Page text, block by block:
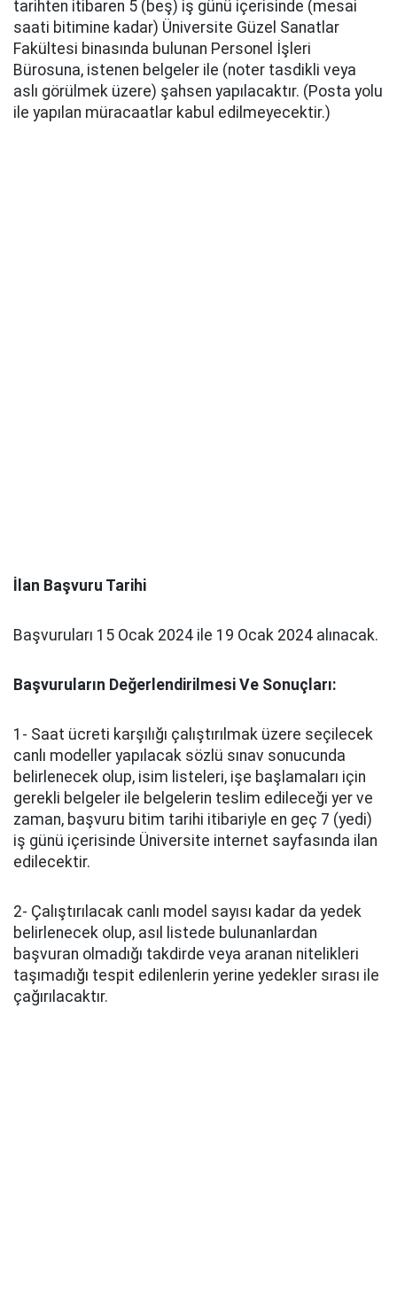
tarihten itibaren 5 (beş) iş günü içerisinde (mesai
saati bitimine kadar) Üniversite Güzel Sanatlar
Fakültesi binasında bulunan Personel İşleri
Bürosuna, istenen belgeler ile (noter tasdikli veya
aslı görülmek üzere) şahsen yapılacaktır. (Posta yolu
ile yapılan müracaatlar kabul edilmeyecektir.)
İlan Başvuru Tarihi
Başvuruları 15 Ocak 2024 ile 19 Ocak 2024 alınacak.
Başvuruların Değerlendirilmesi Ve Sonuçları:
1- Saat ücreti karşılığı çalıştırılmak üzere seçilecek
canlı modeller yapılacak sözlü sınav sonucunda
belirlenecek olup, isim listeleri, işe başlamaları için
gerekli belgeler ile belgelerin teslim edileceği yer ve
zaman, başvuru bitim tarihi itibariyle en geç 7 (yedi)
iş günü içerisinde Üniversite internet sayfasında ilan
edilecektir.
2- Çalıştırılacak canlı model sayısı kadar da yedek
belirlenecek olup, asıl listede bulunanlardan
başvuran olmadığı takdirde veya aranan nitelikleri
taşımadığı tespit edilenlerin yerine yedekler sırası ile
çağırılacaktır.